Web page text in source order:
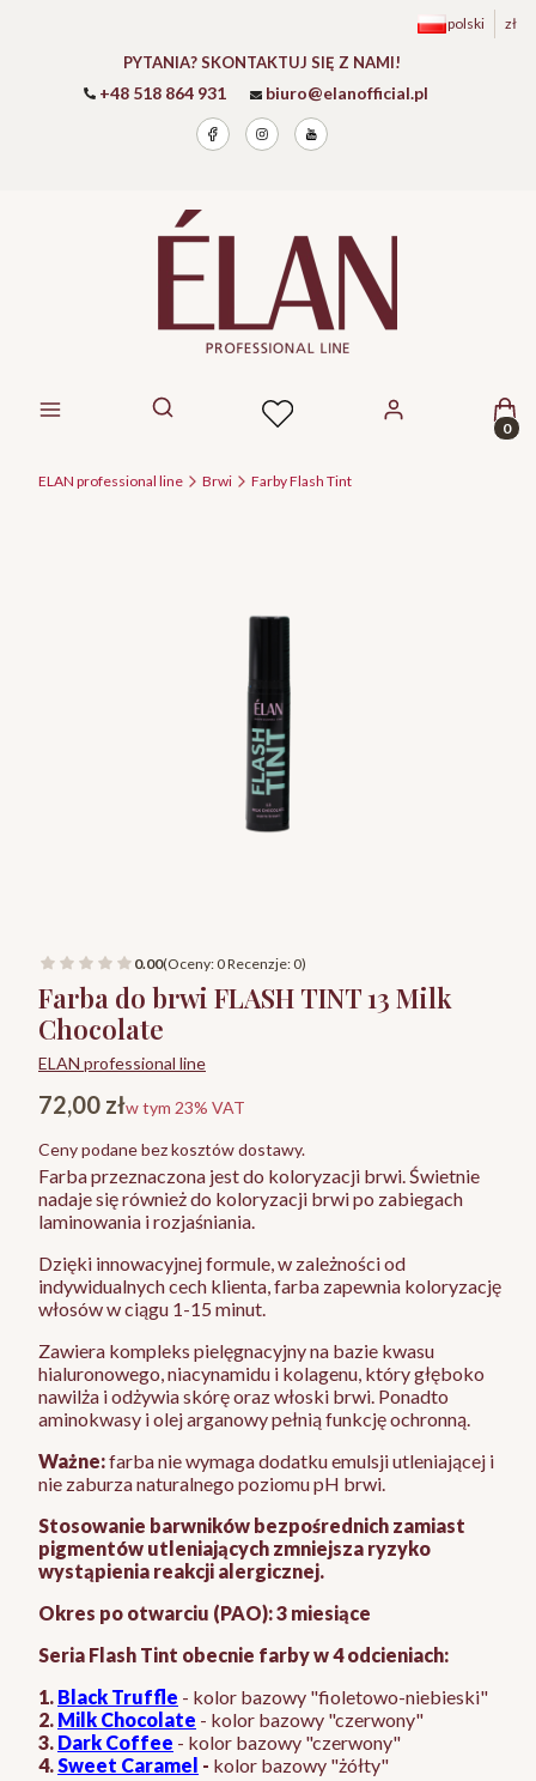
polski zł
PYTANIA? SKONTAKTUJ SIĘ Z NAMI!
+48 518 864 931 biuro@elanofficial.pl
Otwórz wyszukiwarkę
ELAN professional line Brwi Farby Flash Tint
0.00(Oceny: 0 Recenzje: 0)
Farba do brwi FLASH TINT 13 Milk
Chocolate
ELAN professional line
Cena
72,00 złw tym 23% VAT
w tym 23% VAT
Ceny podane bez kosztów dostawy.
Farba przeznaczona jest do koloryzacji brwi. Świetnie
nadaje się również do koloryzacji brwi po zabiegach
laminowania i rozjaśniania.
Dzięki innowacyjnej formule, w zależności od
indywidualnych cech klienta, farba zapewnia koloryzację
włosów w ciągu 1-15 minut.
Zawiera kompleks pielęgnacyjny na bazie kwasu
hialuronowego, niacynamidu i kolagenu, który głęboko
nawilża i odżywia skórę oraz włoski brwi. Ponadto
aminokwasy i olej arganowy pełnią funkcję ochronną.
Ważne:farba nie wymaga dodatku emulsji utleniającej i
nie zaburza naturalnego poziomu pH brwi.
Stosowanie barwników bezpośrednich zamiast
pigmentów utleniających zmniejsza ryzyko
wystąpienia reakcji alergicznej.
Okres po otwarciu (PAO): 3 miesiące
Seria Flash Tint obecnie farby w 4 odcieniach:
1. Black Truffle - kolor bazowy "fioletowo-niebieski"
2. Milk Chocolate - kolor bazowy "czerwony"
3. Dark Coffee - kolor bazowy "czerwony"
4.Sweet Caramel - kolor bazowy "żółty"